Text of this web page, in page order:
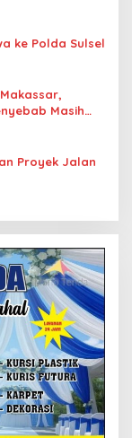
ke Polda Sulsel
Masih
Proyek Jalan